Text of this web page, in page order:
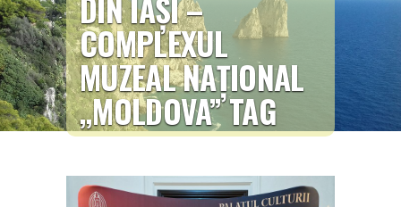
DIN IAȘI –
COMPLEXUL
MUZEAL NAȚIONAL
„MOLDOVA” TAG